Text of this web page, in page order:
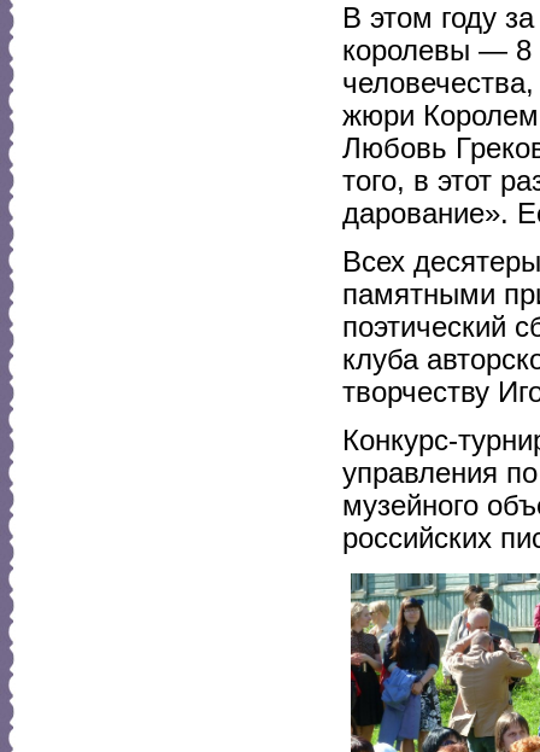
В этом году
королевы — 8
жюри
Любовь
того, в этот
дарование».
Всех
памятными
поэтический
клуба
творчеству
Конкурс-
управления
музейного
российских